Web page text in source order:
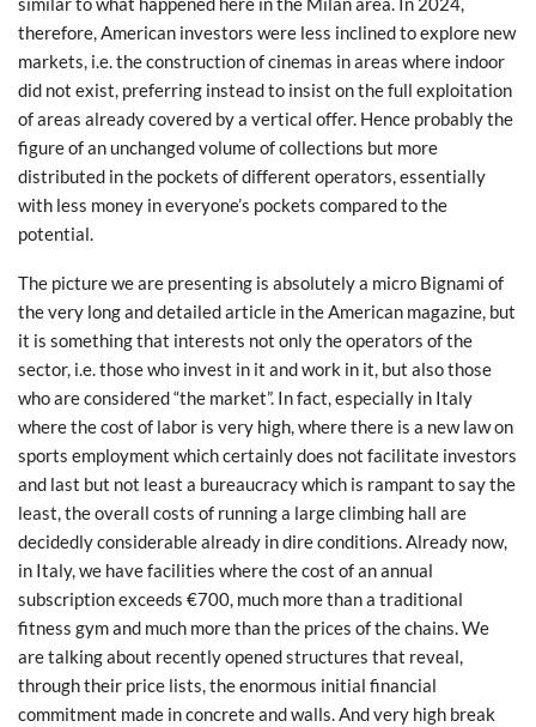
therefore, American investors were less inclined to explore new
markets, i.e. the construction of cinemas in areas where indoor
did not exist, preferring instead to insist on the full exploitation
of areas already covered by a vertical offer. Hence probably the
figure of an unchanged volume of collections but more
distributed in the pockets of different operators, essentially
with less money in everyone’s pockets compared to the
potential.
The picture we are presenting is absolutely a micro Bignami of
the very long and detailed article in the American magazine, but
it is something that interests not only the operators of the
sector, i.e. those who invest in it and work in it, but also those
who are considered “the market”. In fact, especially in Italy
where the cost of labor is very high, where there is a new law on
sports employment which certainly does not facilitate investors
and last but not least a bureaucracy which is rampant to say the
least, the overall costs of running a large climbing hall are
decidedly considerable already in dire conditions. Already now,
in Italy, we have facilities where the cost of an annual
subscription exceeds €700, much more than a traditional
fitness gym and much more than the prices of the chains. We
are talking about recently opened structures that reveal,
through their price lists, the enormous initial financial
commitment made in concrete and walls. And very high break